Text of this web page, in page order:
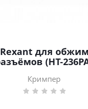
для
(HT-
Кримпер